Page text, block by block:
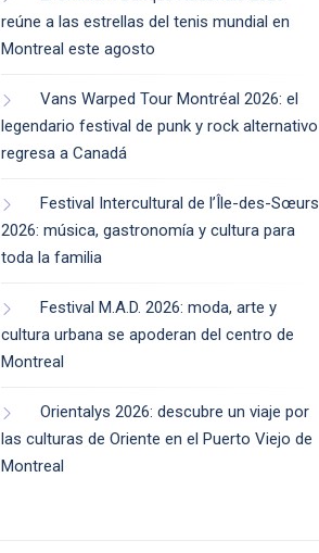
reúne a las estrellas del tenis mundial en
Montreal este agosto
Vans Warped Tour Montréal 2026: el
legendario festival de punk y rock alternativo
regresa a Canadá
Festival Intercultural de l’Île-des-Sœurs
2026: música, gastronomía y cultura para
toda la familia
Festival M.A.D. 2026: moda, arte y
cultura urbana se apoderan del centro de
Montreal
Orientalys 2026: descubre un viaje por
las culturas de Oriente en el Puerto Viejo de
Montreal